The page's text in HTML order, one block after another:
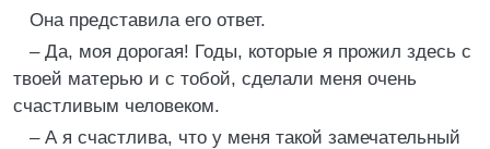
Она представила его ответ.
– Да, моя дорогая! Годы, которые я прожил здесь с
твоей матерью и с тобой, сделали меня очень
счастливым человеком.
– А я счастлива, что у меня такой замечательный